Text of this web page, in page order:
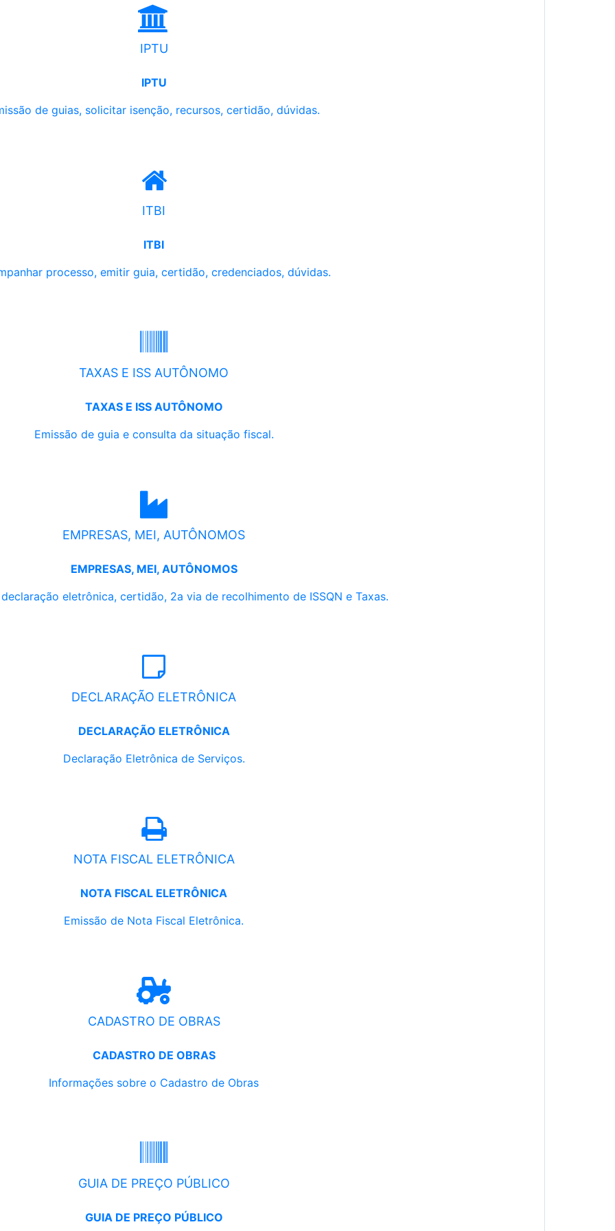
IPTU
IPTU
de guias, solicitar isenção, recursos, certidão, dúvidas.
ITBI
ITBI
processo, emitir guia, certidão, credenciados, dúvidas.
TAXAS E ISS AUTÔNOMO
TAXAS E ISS AUTÔNOMO
Emissão de guia e consulta da situação fiscal.
EMPRESAS, MEI, AUTÔNOMOS
EMPRESAS, MEI, AUTÔNOMOS
eletrônica, certidão, 2a via de recolhimento de ISSQN e Taxas.
DECLARAÇÃO ELETRÔNICA
DECLARAÇÃO ELETRÔNICA
Declaração Eletrônica de Serviços.
NOTA FISCAL ELETRÔNICA
NOTA FISCAL ELETRÔNICA
Emissão de Nota Fiscal Eletrônica.
CADASTRO DE OBRAS
CADASTRO DE OBRAS
Informações sobre o Cadastro de Obras
GUIA DE PREÇO PÚBLICO
GUIA DE PREÇO PÚBLICO